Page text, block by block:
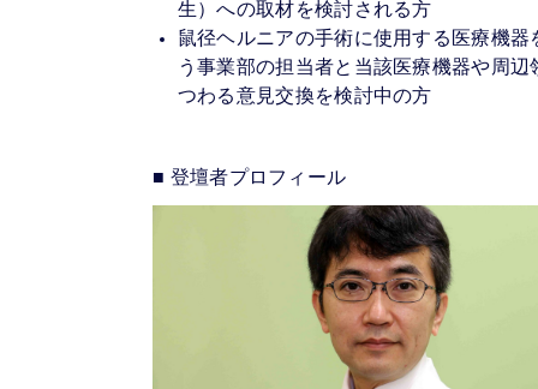
生）への取材を検討される方
鼠径ヘルニアの手術に使用する医療機器
う事業部の担当者と当該医療機器や周辺
つわる意見交換を検討中の方
■ 登壇者プロフィール